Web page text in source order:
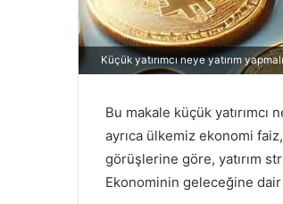
Küçük yatırımcı neye yatırım
Bu makale küçük
ayrıca ülkemiz ekonomi
görüşlerine göre, yatırım
Ekonominin geleceğine